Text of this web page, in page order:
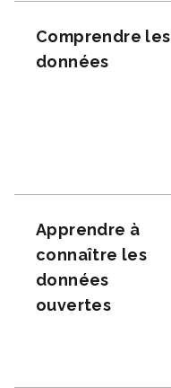
Comprendre les
données
Apprendre à
connaître les
données
ouvertes